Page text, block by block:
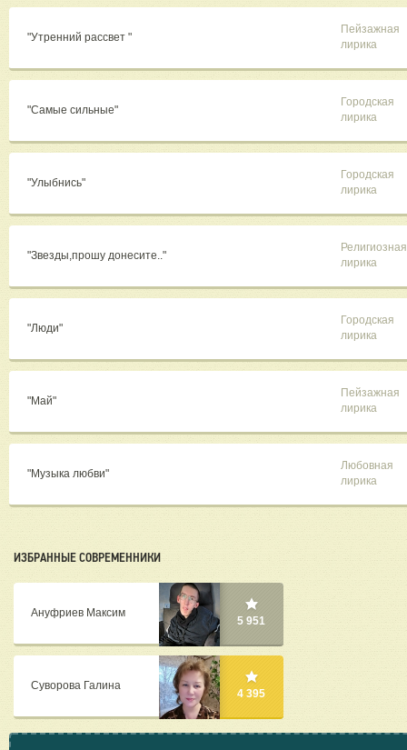
"Утренний рассвет "
Пейзажная
лирика
"Самые сильные"
Городская
лирика
"Улыбнись"
Городская
лирика
"Звезды,прошу донесите.."
Религиозная
лирика
"Люди"
Городская
лирика
"Май"
Пейзажная
лирика
"Музыка любви"
Любовная
лирика
ИЗБРАННЫЕ СОВРЕМЕННИКИ
Ануфриев Максим
5 951
Суворова Галина
4 395